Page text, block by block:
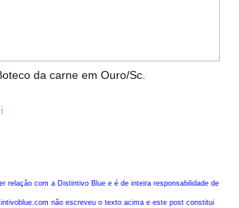
da carne em Ouro/Sc.
relação com a Distintivo Blue e é de inteira responsabilidade de
não escreveu o texto acima e este post constitui